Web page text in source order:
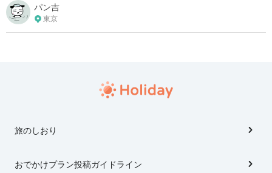
パン吉
東京
旅のしおり
おでかけプラン投稿ガイドライン